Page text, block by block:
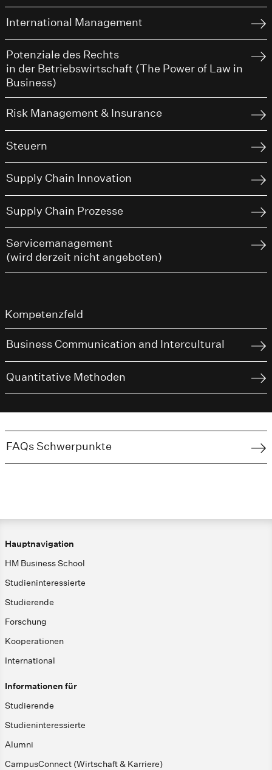
International Management
Potenziale des Rechts
in der Betriebswirtschaft (The Power of Law in
Business)
Risk Management & Insurance
Steuern
Supply Chain Innovation
Supply Chain Prozesse
Servicemanagement
(wird derzeit nicht angeboten)
Kompetenzfeld
Business Communication and Intercultural
Quantitative Methoden
FAQs Schwerpunkte
Hauptnavigation
HM Business School
Studieninteressierte
Studierende
Forschung
Kooperationen
International
Informationen für
Studierende
Studieninteressierte
Alumni
CampusConnect (Wirtschaft & Karriere)